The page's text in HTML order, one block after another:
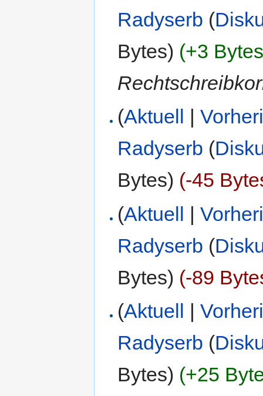
Radyserb (
Bytes) (+3
(Aktuell |
Radyserb (
Bytes) (-45
(Aktuell |
Radyserb (
Bytes) (-89
(Aktuell |
Radyserb (
Bytes) (+25